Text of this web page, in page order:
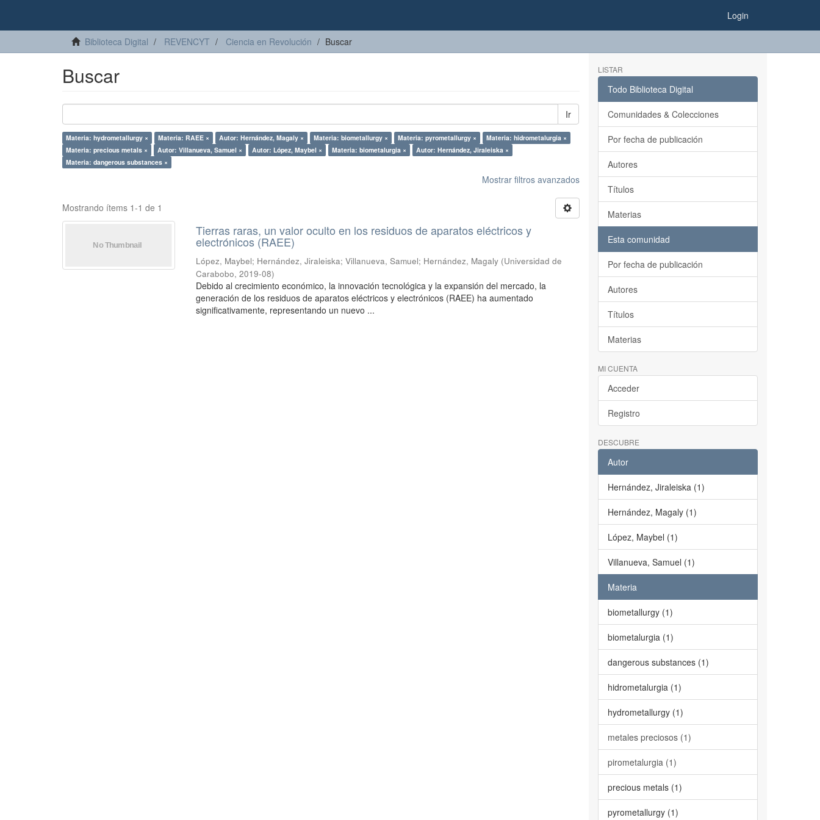
Login
Biblioteca Digital REVENCYT Ciencia en Revolución Buscar
Buscar
Ir
Materia: hydrometallurgy × Materia: RAEE × Autor: Hernández, Magaly × Materia: biometallurgy × Materia: pyrometallurgy ×
Materia: hidrometalurgia ×
Materia: precious metals ×
Autor: Villanueva, Samuel × Autor: López, Maybel × Materia: biometalurgia ×
Autor: Hernández, Jiraleiska ×
Materia: dangerous substances ×
Mostrar filtros avanzados
Mostrando ítems 1-1 de 1
Tierras raras, un valor oculto en los residuos de aparatos eléctricos y
electrónicos (RAEE)
López, Maybel; Hernández, Jiraleiska;Villanueva, Samuel; Hernández, Magaly (Universidad de
Carabobo,2019-08)
Debido al crecimiento económico, la innovación tecnológica y la expansión del mercado, la
generación de los residuos de aparatos eléctricos y electrónicos (RAEE) ha aumentado
significativamente, representando un nuevo ...
LISTAR
Todo Biblioteca Digital
Comunidades & Colecciones
Por fecha de publicación
Autores
Títulos
Materias
Esta comunidad
Por fecha de publicación
Autores
Títulos
Materias
MI CUENTA
Acceder
Registro
DESCUBRE
Autor
Hernández, Jiraleiska (1)
Hernández, Magaly (1)
López, Maybel (1)
Villanueva, Samuel (1)
Materia
biometallurgy (1)
biometalurgia (1)
dangerous substances (1)
hidrometalurgia (1)
hydrometallurgy (1)
metales preciosos (1)
pirometalurgia (1)
precious metals (1)
pyrometallurgy (1)